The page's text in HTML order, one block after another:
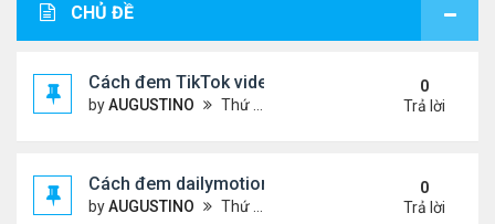
CHỦ ĐỀ
Cách đem TikTok video vào diễn đàn
byAUGUSTINO Thứ 4 Tháng 11 11, 2020 11:44 am
0
Trả lời
Cách đem dailymotion video vào diễn đàn
byAUGUSTINO Thứ 5 Tháng 10 15, 2020 12:14 pm
0
Trả lời